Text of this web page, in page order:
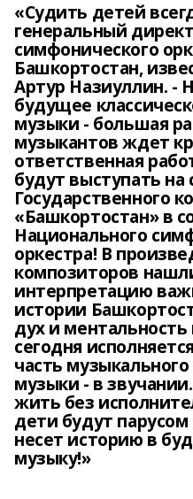
«Судить детей
генеральный
симфонического
Башкортостан,
Артур Назиуллин. -
будущее
музыки - большая
музыкантов ждет
ответственная
будут выступать на
Государственного
«Башкортостан» в
Национального
оркестра! В
композиторов
интерпретацию
истории
дух и
сегодня
часть
музыки - в
жить без
дети будут
несет историю в
музыку!»